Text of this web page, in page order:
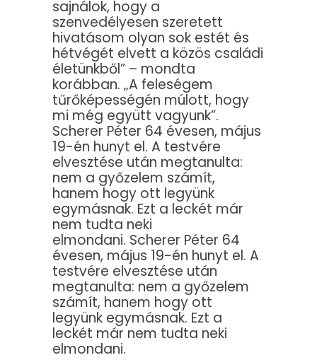
sajnálok, hogy a
szenvedélyesen szeretett
hivatásom olyan sok estét és
hétvégét elvett a közös családi
életünkből” – mondta
korábban. „A feleségem
tűrőképességén múlott, hogy
mi még együtt vagyunk”.
Scherer Péter 64 évesen, május
19-én hunyt el. A testvére
elvesztése után megtanulta:
nem a győzelem számít,
hanem hogy ott legyünk
egymásnak. Ezt a leckét már
nem tudta neki
elmondani. Scherer Péter 64
évesen, május 19-én hunyt el. A
testvére elvesztése után
megtanulta: nem a győzelem
számít, hanem hogy ott
legyünk egymásnak. Ezt a
leckét már nem tudta neki
elmondani.